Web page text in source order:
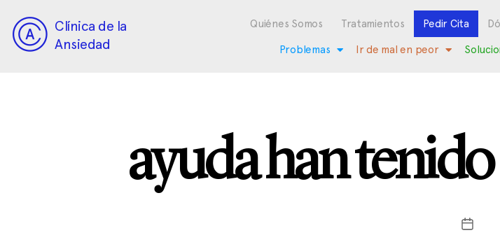
Clínica de la
Ansiedad
Quiénes Somos Tratamientos Pedir Cita
Problemas Ir de mal en peor
ayuda han